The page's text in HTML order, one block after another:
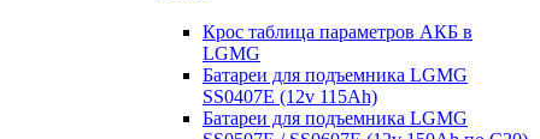
Крос таблица параметров АКБ в
LGMG
Батареи для подъемника LGMG
SS0407E (12v 115Ah)
Батареи для подъемника LGMG